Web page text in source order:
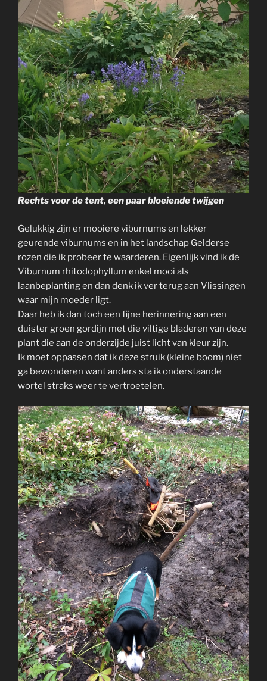
Rechts voor de tent, een paar bloeiende twijgen
Gelukkig zijn er mooiere viburnums en lekker
geurende viburnums en in het landschap Gelderse
rozen die ik probeer te waarderen. Eigenlijk vind ik de
Viburnum rhitodophyllum enkel mooi als
laanbeplanting en dan denk ik ver terug aan Vlissingen
waar mijn moeder ligt.
Daar heb ik dan toch een fijne herinnering aan een
duister groen gordijn met die viltige bladeren van deze
plant die aan de onderzijde juist licht van kleur zijn.
Ik moet oppassen dat ik deze struik (kleine boom) niet
ga bewonderen want anders sta ik onderstaande
wortel straks weer te vertroetelen.